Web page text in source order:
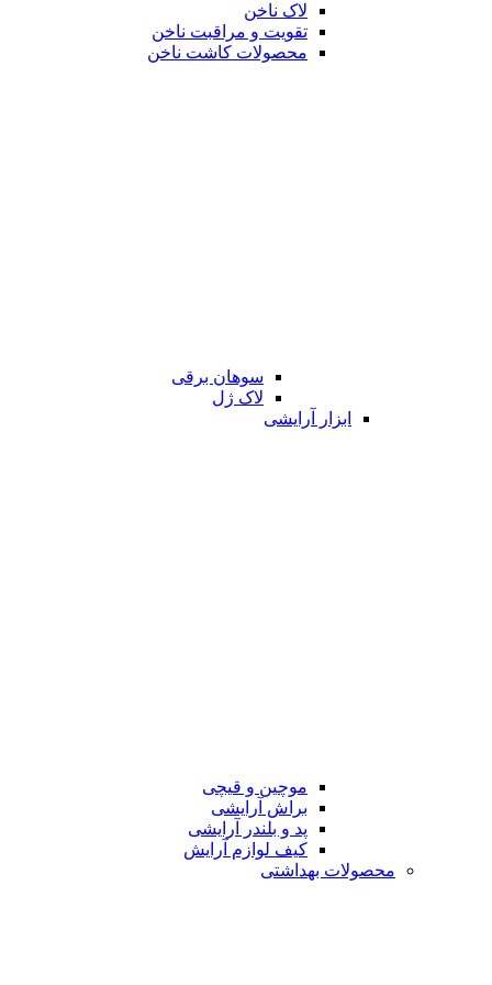
لاک ناخن
تقویت و مراقبت ناخن
محصولات کاشت ناخن
سوهان برقی
لاک ژل
ابزار آرایشی
موچین و قیچی
براش آرایشی
پد و بلندر آرایشی
کیف لوازم آرایش
محصولات بهداشتی